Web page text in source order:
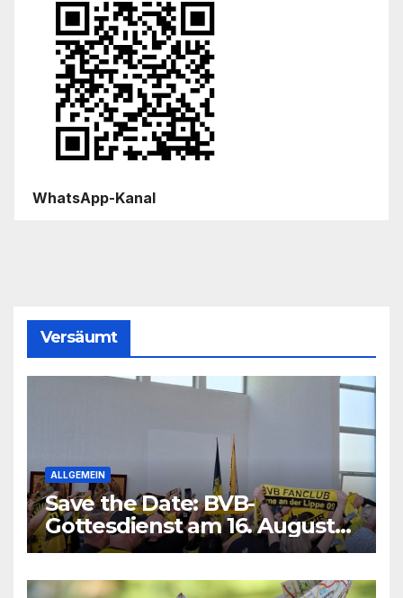
WhatsApp-Kanal
Versäumt
ALLGEMEIN
Save the Date: BVB-
Gottesdienst am 16. August
2026